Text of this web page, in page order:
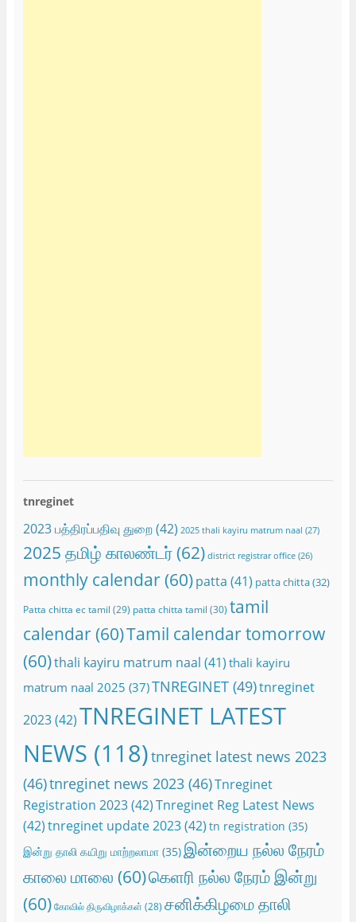
tnreginet
2023 பத்திரப்பதிவு துறை(42) 2025 thali kayiru matrum naal (27)
2025 தமிழ் காலண்டர்(62) district registrar office(26)
monthly calendar(60) patta (41) patta chitta(32)
Patta chitta ec tamil (29) patta chitta tamil (30) tamil
calendar(60)Tamil calendar tomorrow
(60)thali kayiru matrum naal (41) thali kayiru
matrum naal 2025 (37)TNREGINET(49)tnreginet
2023(42)TNREGINET LATEST
NEWS (118)tnreginet latest news 2023
(46)tnreginet news 2023(46)Tnreginet
Registration 2023(42)Tnreginet Reg Latest News
(42)tnreginet update 2023(42) tn registration (35)
இன்று தாலி கயிறு மாற்றலாமா(35)இன்றைய நல்ல நேரம்
காலை மாலை (60)கெளரி நல்ல நேரம் இன்று
(60) கோவில் திருவிழாக்கள் (28) சனிக்கிழமை தாலி